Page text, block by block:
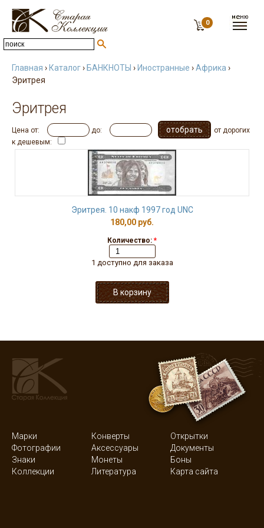
0
Главная › Каталог› БАНКНОТЫ › Иностранные ›Африка ›
Эритрея
Эритрея
Цена от: до:
от дорогих
к дешевым:
Эритрея. 10 накф 1997 год UNC
180,00 руб.
Количество: *
1 доступно для заказа
Марки Конверты
Открытки
Фотографии
Аксессуары
Документы
Знаки
Монеты
Боны
Коллекции
Литература Карта сайта